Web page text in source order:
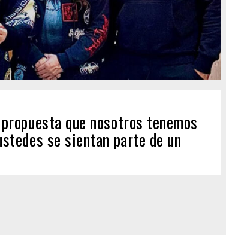
que nosotros tenemos
se sientan parte de un